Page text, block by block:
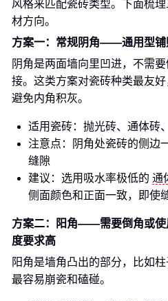
风格来匹配瓷砖类型。下面梳
材方向。
方案一：常规阴角——通用型铺
阴角是两面墙向里凹进，不需
接。这类方案对瓷砖种类最友好
避免内角积灰。
适用瓷砖：抛光砖、通体砖
注意点：阴角处瓷砖的侧边
缝隙
建议：选用吸水率极低的 通
侧面颜色和正面一致，即使
方案二：阳角——需要倒角或使
度要求高
阳角是墙角凸出的部分，比如
最容易崩瓷和磕碰。